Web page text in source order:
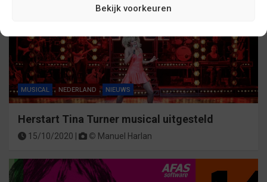
Bekijk voorkeuren
MUSICAL NEDERLAND NIEUWS
Herstart Tina Turner musical uitgesteld
15/10/2020 | © Manuel Harlan